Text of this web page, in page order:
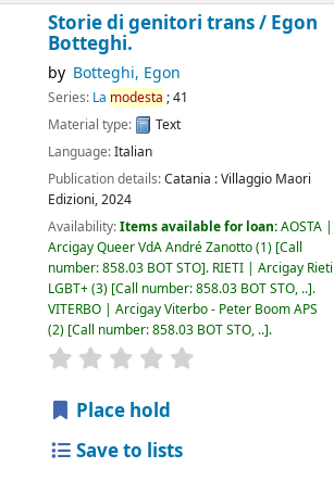
Storie di genitori trans / Egon
Botteghi.
by Botteghi, Egon
Series: La modesta ; 41
Material type:
Text
Language:Italian
Publication details:Catania :Villaggio Maori
Edizioni,2024
Availability:Items available for loan:AOSTA |
Arcigay Queer VdA André Zanotto(1) Call
number:858.03 BOT STO . RIETI | Arcigay Rieti
LGBT+(3) Call number:858.03 BOT STO, .. .
VITERBO | Arcigay Viterbo - Peter Boom APS
(2) Call number:858.03 BOT STO, .. .
star rating
Place hold
Save to lists